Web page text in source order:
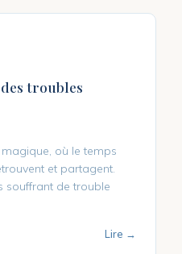
troubles
où le temps
et partagent.
souffrant de trouble
Lire →